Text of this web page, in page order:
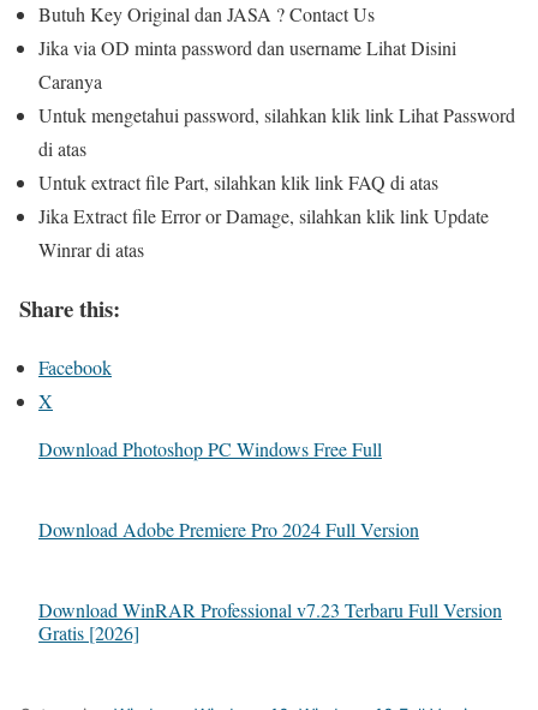
ButuhKey OriginaldanJASA ? Contact Us
Jikavia OD minta password dan username Lihat Disini
Caranya
Untuk mengetahui password, silahkan klik linkLihat Password
di atas
Untuk extract file Part, silahkan klik linkFAQ di atas
Jika Extract file Error or Damage, silahkan klik linkUpdate
Winrardi atas
Share this:
Facebook
X
Download Photoshop PC Windows Free Full
Download Adobe Premiere Pro 2024 Full Version
Download WinRAR Professional v7.23 Terbaru Full Version
Gratis [2026]